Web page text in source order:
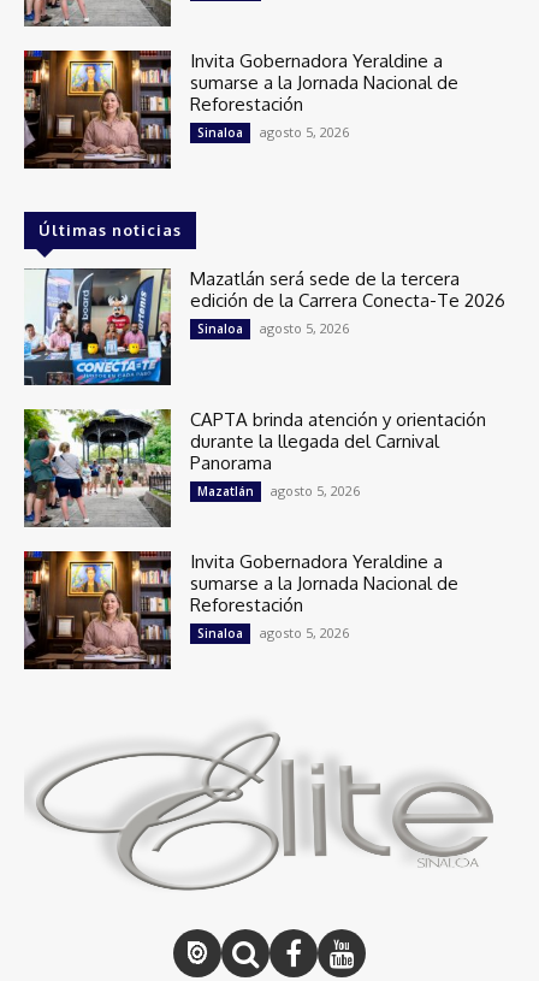
Invita Gobernadora Yeraldine a
sumarse a la Jornada Nacional de
Reforestación
Sinaloa agosto 5, 2026
Últimas noticias
Mazatlán será sede de la tercera
edición de la Carrera Conecta-Te 2026
Sinaloa agosto 5, 2026
CAPTA brinda atención y orientación
durante la llegada del Carnival
Panorama
Mazatlán agosto 5, 2026
Invita Gobernadora Yeraldine a
sumarse a la Jornada Nacional de
Reforestación
Sinaloa agosto 5, 2026